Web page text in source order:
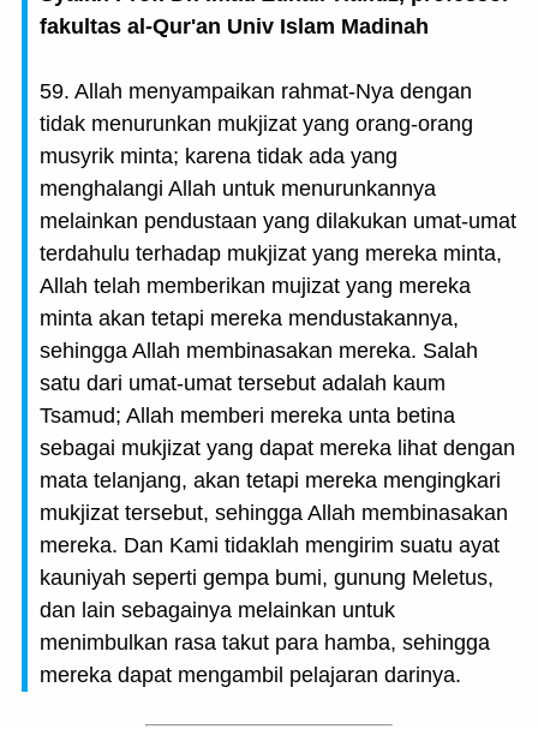
fakultas al-Qur'an Univ Islam Madinah
59. Allah menyampaikan rahmat-Nya dengan
tidak menurunkan mukjizat yang orang-orang
musyrik minta; karena tidak ada yang
menghalangi Allah untuk menurunkannya
melainkan pendustaan yang dilakukan umat-umat
terdahulu terhadap mukjizat yang mereka minta,
Allah telah memberikan mujizat yang mereka
minta akan tetapi mereka mendustakannya,
sehingga Allah membinasakan mereka. Salah
satu dari umat-umat tersebut adalah kaum
Tsamud; Allah memberi mereka unta betina
sebagai mukjizat yang dapat mereka lihat dengan
mata telanjang, akan tetapi mereka mengingkari
mukjizat tersebut, sehingga Allah membinasakan
mereka. Dan Kami tidaklah mengirim suatu ayat
kauniyah seperti gempa bumi, gunung Meletus,
dan lain sebagainya melainkan untuk
menimbulkan rasa takut para hamba, sehingga
mereka dapat mengambil pelajaran darinya.